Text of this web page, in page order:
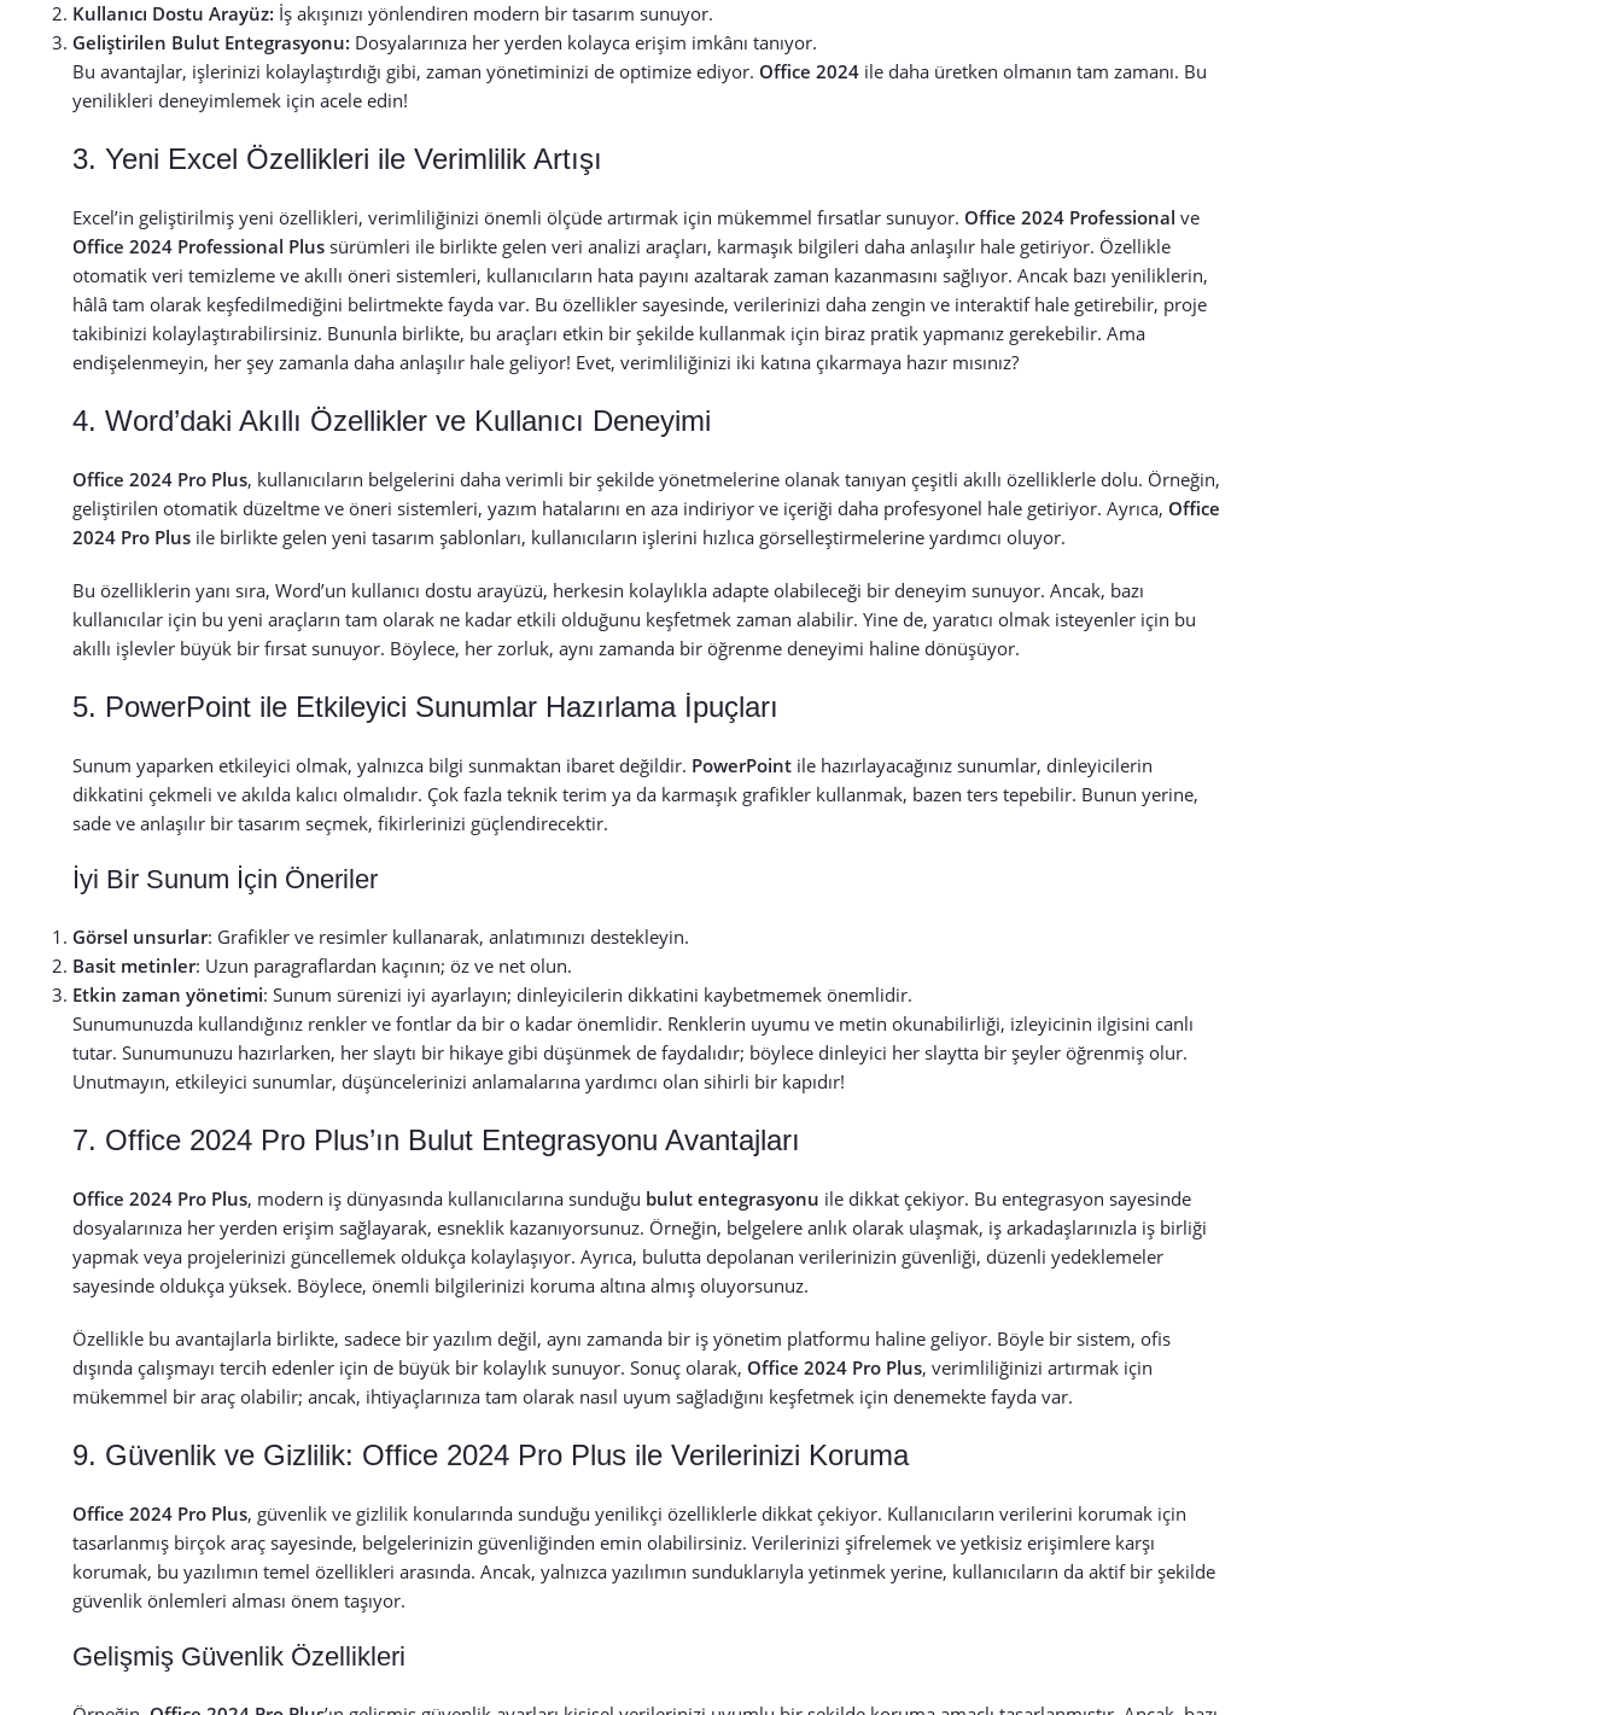
Kullanıcı Dostu Arayüz: İş akışınızı yönlendiren modern bir tasarım sunuyor.
Geliştirilen Bulut Entegrasyonu: Dosyalarınıza her yerden kolayca erişim imkânı tanıyor.
Bu avantajlar, işlerinizi kolaylaştırdığı gibi, zaman yönetiminizi de optimize ediyor. Office 2024 ile daha üretken olmanın tam zamanı. Bu
yenilikleri deneyimlemek için acele edin!
3. Yeni Excel Özellikleri ile Verimlilik Artışı
Excel’in geliştirilmiş yeni özellikleri, verimliliğinizi önemli ölçüde artırmak için mükemmel fırsatlar sunuyor. Office 2024 Professional ve
Office 2024 Professional Plus sürümleri ile birlikte gelen veri analizi araçları, karmaşık bilgileri daha anlaşılır hale getiriyor. Özellikle
otomatik veri temizleme ve akıllı öneri sistemleri, kullanıcıların hata payını azaltarak zaman kazanmasını sağlıyor. Ancak bazı yeniliklerin,
hâlâ tam olarak keşfedilmediğini belirtmekte fayda var. Bu özellikler sayesinde, verilerinizi daha zengin ve interaktif hale getirebilir, proje
takibinizi kolaylaştırabilirsiniz. Bununla birlikte, bu araçları etkin bir şekilde kullanmak için biraz pratik yapmanız gerekebilir. Ama
endişelenmeyin, her şey zamanla daha anlaşılır hale geliyor! Evet, verimliliğinizi iki katına çıkarmaya hazır mısınız?
4. Word’daki Akıllı Özellikler ve Kullanıcı Deneyimi
Office 2024 Pro Plus, kullanıcıların belgelerini daha verimli bir şekilde yönetmelerine olanak tanıyan çeşitli akıllı özelliklerle dolu. Örneğin,
geliştirilen otomatik düzeltme ve öneri sistemleri, yazım hatalarını en aza indiriyor ve içeriği daha profesyonel hale getiriyor. Ayrıca, Office
2024 Pro Plus ile birlikte gelen yeni tasarım şablonları, kullanıcıların işlerini hızlıca görselleştirmelerine yardımcı oluyor.
Bu özelliklerin yanı sıra, Word’un kullanıcı dostu arayüzü, herkesin kolaylıkla adapte olabileceği bir deneyim sunuyor. Ancak, bazı
kullanıcılar için bu yeni araçların tam olarak ne kadar etkili olduğunu keşfetmek zaman alabilir. Yine de, yaratıcı olmak isteyenler için bu
akıllı işlevler büyük bir fırsat sunuyor. Böylece, her zorluk, aynı zamanda bir öğrenme deneyimi haline dönüşüyor.
5. PowerPoint ile Etkileyici Sunumlar Hazırlama İpuçları
Sunum yaparken etkileyici olmak, yalnızca bilgi sunmaktan ibaret değildir. PowerPoint ile hazırlayacağınız sunumlar, dinleyicilerin
dikkatini çekmeli ve akılda kalıcı olmalıdır. Çok fazla teknik terim ya da karmaşık grafikler kullanmak, bazen ters tepebilir. Bunun yerine,
sade ve anlaşılır bir tasarım seçmek, fikirlerinizi güçlendirecektir.
İyi Bir Sunum İçin Öneriler
Görsel unsurlar: Grafikler ve resimler kullanarak, anlatımınızı destekleyin.
Basit metinler: Uzun paragraflardan kaçının; öz ve net olun.
Etkin zaman yönetimi: Sunum sürenizi iyi ayarlayın; dinleyicilerin dikkatini kaybetmemek önemlidir.
Sunumunuzda kullandığınız renkler ve fontlar da bir o kadar önemlidir. Renklerin uyumu ve metin okunabilirliği, izleyicinin ilgisini canlı
tutar. Sunumunuzu hazırlarken, her slaytı bir hikaye gibi düşünmek de faydalıdır; böylece dinleyici her slaytta bir şeyler öğrenmiş olur.
Unutmayın, etkileyici sunumlar, düşüncelerinizi anlamalarına yardımcı olan sihirli bir kapıdır!
7. Office 2024 Pro Plus’ın Bulut Entegrasyonu Avantajları
Office 2024 Pro Plus, modern iş dünyasında kullanıcılarına sunduğu bulut entegrasyonu ile dikkat çekiyor. Bu entegrasyon sayesinde
dosyalarınıza her yerden erişim sağlayarak, esneklik kazanıyorsunuz. Örneğin, belgelere anlık olarak ulaşmak, iş arkadaşlarınızla iş birliği
yapmak veya projelerinizi güncellemek oldukça kolaylaşıyor. Ayrıca, bulutta depolanan verilerinizin güvenliği, düzenli yedeklemeler
sayesinde oldukça yüksek. Böylece, önemli bilgilerinizi koruma altına almış oluyorsunuz.
Özellikle bu avantajlarla birlikte, sadece bir yazılım değil, aynı zamanda bir iş yönetim platformu haline geliyor. Böyle bir sistem, ofis
dışında çalışmayı tercih edenler için de büyük bir kolaylık sunuyor. Sonuç olarak, Office 2024 Pro Plus, verimliliğinizi artırmak için
mükemmel bir araç olabilir; ancak, ihtiyaçlarınıza tam olarak nasıl uyum sağladığını keşfetmek için denemekte fayda var.
9. Güvenlik ve Gizlilik: Office 2024 Pro Plus ile Verilerinizi Koruma
Office 2024 Pro Plus, güvenlik ve gizlilik konularında sunduğu yenilikçi özelliklerle dikkat çekiyor. Kullanıcıların verilerini korumak için
tasarlanmış birçok araç sayesinde, belgelerinizin güvenliğinden emin olabilirsiniz. Verilerinizi şifrelemek ve yetkisiz erişimlere karşı
korumak, bu yazılımın temel özellikleri arasında. Ancak, yalnızca yazılımın sunduklarıyla yetinmek yerine, kullanıcıların da aktif bir şekilde
güvenlik önlemleri alması önem taşıyor.
Gelişmiş Güvenlik Özellikleri